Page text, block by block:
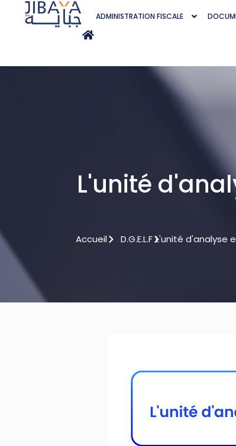
ADMINISTRATION FISCALE
L'unité
Accueil D.G.E.L.F d
L'unité d'analyse